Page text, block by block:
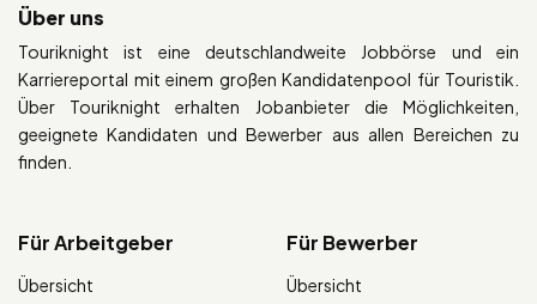
Über uns
Touriknight ist eine deutschlandweite Jobbörse und ein
Karriereportal mit einem großen Kandidatenpool für Touristik.
Über Touriknight erhalten Jobanbieter die Möglichkeiten,
geeignete Kandidaten und Bewerber aus allen Bereichen zu
finden.
Für Arbeitgeber
Übersicht
Für Bewerber
Übersicht